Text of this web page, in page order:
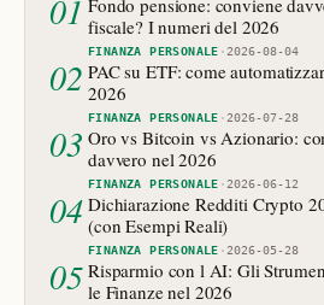
01 fiscale? I numeri del 2026
FINANZA PERSONALE ·2026-08-04
02 PAC su ETF: come
2026
FINANZA PERSONALE ·2026-07-28
03 Oro vs Bitcoin vs Azionario:
davvero nel 2026
FINANZA PERSONALE ·2026-06-12
04 Dichiarazione Redditi Crypto
(con Esempi Reali)
FINANZA PERSONALE ·2026-05-28
05 Risparmio con l AI: Gli
le Finanze nel 2026